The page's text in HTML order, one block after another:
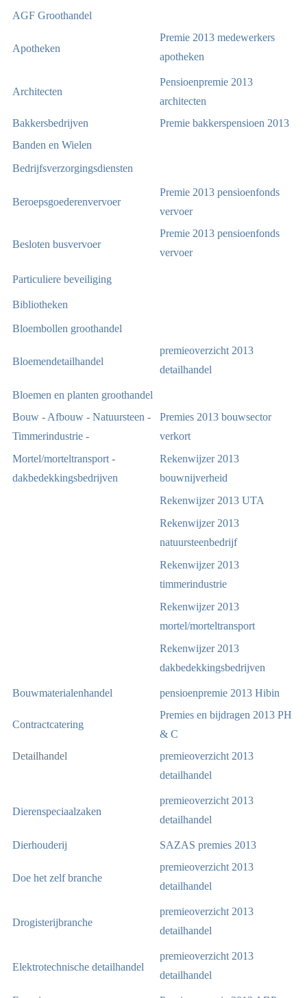
AGF Groothandel
Apotheken
Premie 2013 medewerkers
apotheken
Architecten
Pensioenpremie 2013
architecten
Bakkersbedrijven
Premie bakkerspensioen 2013
Banden en Wielen
Bedrijfsverzorgingsdiensten
Beroepsgoederenvervoer
Premie 2013 pensioenfonds
vervoer
Besloten busvervoer
Premie 2013 pensioenfonds
vervoer
Particuliere beveiliging
Bibliotheken
Bloembollen groothandel
Bloemendetailhandel
premieoverzicht 2013
detailhandel
Bloemen en planten groothandel
Bouw - Afbouw - Natuursteen -
Timmerindustrie -
Mortel/morteltransport -
dakbedekkingsbedrijven
Premies 2013 bouwsector
verkort
Rekenwijzer 2013
bouwnijverheid
Rekenwijzer 2013 UTA
Rekenwijzer 2013
natuursteenbedrijf
Rekenwijzer 2013
timmerindustrie
Rekenwijzer 2013
mortel/morteltransport
Rekenwijzer 2013
dakbedekkingsbedrijven
Bouwmaterialenhandel pensioenpremie 2013 Hibin
Contractcatering
Premies en bijdragen 2013 PH
& C
Detailhandel
premieoverzicht 2013
detailhandel
Dierenspeciaalzaken
premieoverzicht 2013
detailhandel
Dierhouderij SAZAS premies 2013
Doe het zelf branche
premieoverzicht 2013
detailhandel
Drogisterijbranche
premieoverzicht 2013
detailhandel
Elektrotechnische detailhandel
premieoverzicht 2013
detailhandel